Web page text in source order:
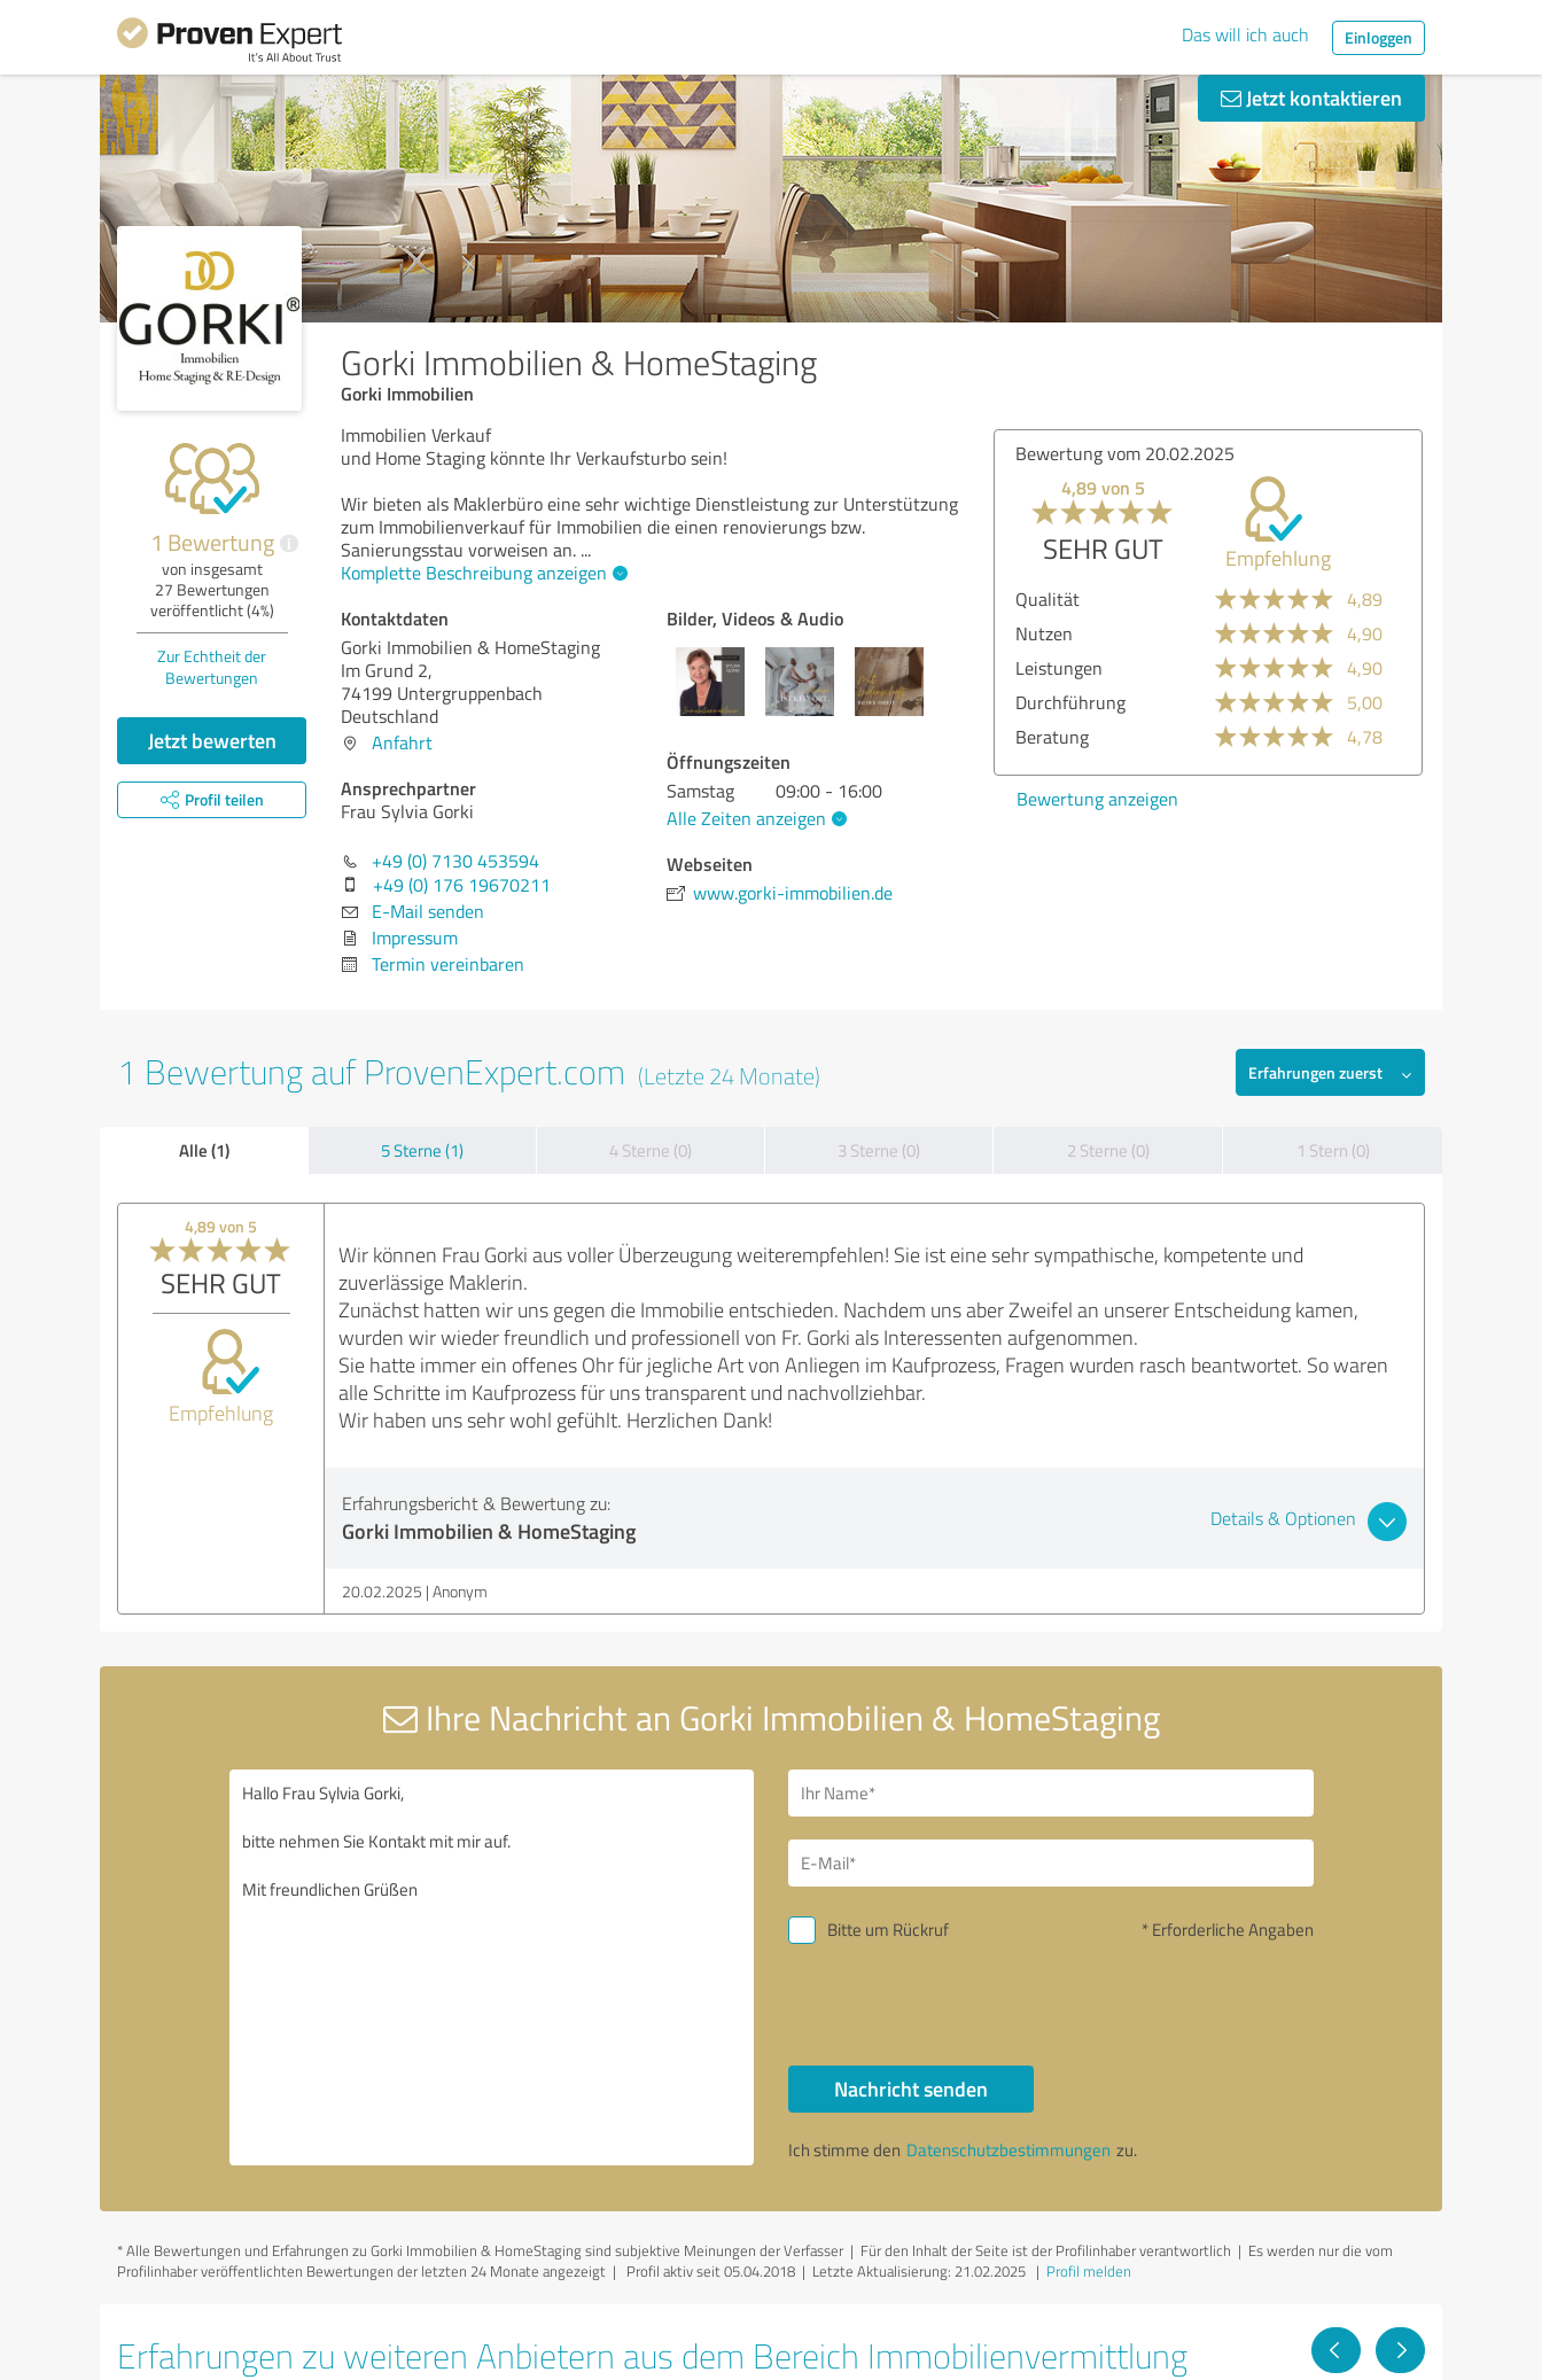
Das will ich auch Einloggen
Jetzt kontaktieren
Gorki Immobilien & HomeStaging
Gorki Immobilien
1 Bewertung i
von insgesamt
27 Bewertungen
veröffentlicht (4%)
Zur Echtheit der
Bewertungen
Jetzt bewerten
Profil teilen
Immobilien Verkauf
und Home Staging könnte Ihr Verkaufsturbo sein!
Wir bieten als Maklerbüro eine sehr wichtige Dienstleistung zur Unterstützung
zum Immobilienverkauf für Immobilien die einen renovierungs bzw.
Sanierungsstau vorweisen an. ...
Komplette Beschreibung anzeigen
Kontaktdaten
Gorki Immobilien & HomeStaging
Im Grund 2,
74199 Untergruppenbach
Deutschland
Anfahrt
Ansprechpartner
Frau Sylvia Gorki
+49 (0) 7130 453594
+49 (0) 176 19670211
E-Mail senden
Impressum
Termin vereinbaren
Bilder, Videos & Audio
Öffnungszeiten
Samstag
09:00 - 16:00
Alle Zeiten anzeigen
Webseiten
www.gorki-immobilien.de
Bewertung vom 20.02.2025
4,89 von 5
SEHR GUT Empfehlung
Qualität
4,89
Nutzen
4,90
Leistungen
4,90
Durchführung
5,00
Beratung
4,78
Bewertung anzeigen
1 Bewertung auf ProvenExpert.com (Letzte 24 Monate) Erfahrungen zuerst
Alle (1) 5 Sterne (1) 4 Sterne (0) 3 Sterne (0) 2 Sterne (0) 1 Stern (0)
4,89 von 5
SEHR GUT
Empfehlung
Wir können Frau Gorki aus voller Überzeugung weiterempfehlen! Sie ist eine sehr sympathische, kompetente und
zuverlässige Maklerin.
Zunächst hatten wir uns gegen die Immobilie entschieden. Nachdem uns aber Zweifel an unserer Entscheidung kamen,
wurden wir wieder freundlich und professionell von Fr. Gorki als Interessenten aufgenommen.
Sie hatte immer ein offenes Ohr für jegliche Art von Anliegen im Kaufprozess, Fragen wurden rasch beantwortet. So waren
alle Schritte im Kaufprozess für uns transparent und nachvollziehbar.
Wir haben uns sehr wohl gefühlt. Herzlichen Dank!
Erfahrungsbericht & Bewertung zu:
Gorki Immobilien & HomeStaging Details & Optionen
20.02.2025 Anonym
Ihre Nachricht an Gorki Immobilien & HomeStaging
Bitte um Rückruf * Erforderliche Angaben
Nachricht senden
Ich stimme den Datenschutzbestimmungen zu.
*Alle Bewertungen und Erfahrungen zu Gorki Immobilien & HomeStaging sind subjektive Meinungen der Verfasser | Für den Inhalt der Seite ist der Profilinhaber verantwortlich | Es werden nur die vom
Profilinhaber veröffentlichten Bewertungen der letzten 24 Monate angezeigt | Profil aktiv seit 05.04.2018 | Letzte Aktualisierung: 21.02.2025 | Profil melden
Erfahrungen zu weiteren Anbietern aus dem Bereich Immobilienvermittlung